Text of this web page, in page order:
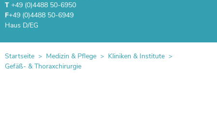
T +49 (0)4488 50-6950
F+49 (0)4488 50-6949
Haus D/EG
Startseite Medizin & Pflege
Kliniken & Institute
Gefäß- & Thoraxchirurgie